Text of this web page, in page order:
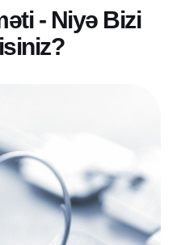
əti - Niyə Bizi
isiniz?